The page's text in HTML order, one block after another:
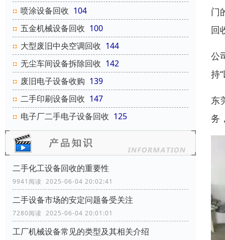
喷涂设备回收 104
五金机械设备回收 100
大型废旧中央空调回收 144
无尘车间设备拆除回收 142
废旧电子设备收购 139
二手印刷设备回收 147
电子厂二手电子设备回收 125
二手化工设备回收的重要性
9941阅读 2025-06-04 20:02:41
二手设备市场的安定问题备受关注
7280阅读 2025-06-04 20:01:01
工厂机械设备常见的类型及其相关介绍
门
回
公
持
东
务